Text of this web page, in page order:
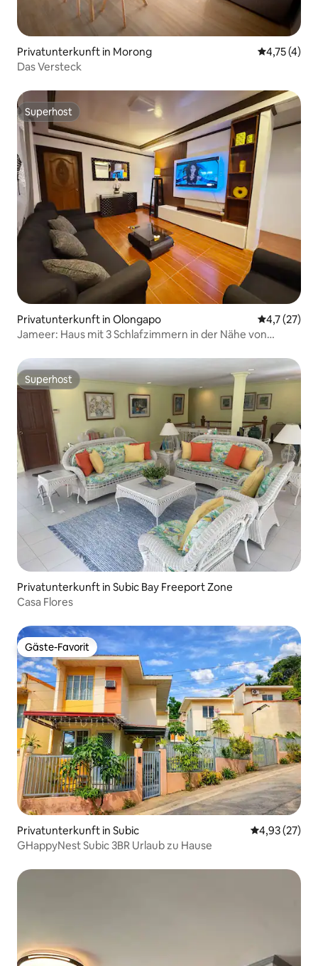
Privatunterkunft in Morong
4,75 (4)
Das Versteck
Superhost
Superhost
Privatunterkunft in Olongapo
4,7 (27)
Jameer: Haus mit 3 Schlafzimmern in der Nähe von
Superhost
Superhost
Privatunterkunft in Subic Bay Freeport Zone
Casa Flores
Gäste-Favorit
Gäste-Favorit
Privatunterkunft in Subic
4,93 (27)
GHappyNest Subic 3BR Urlaub zu Hause